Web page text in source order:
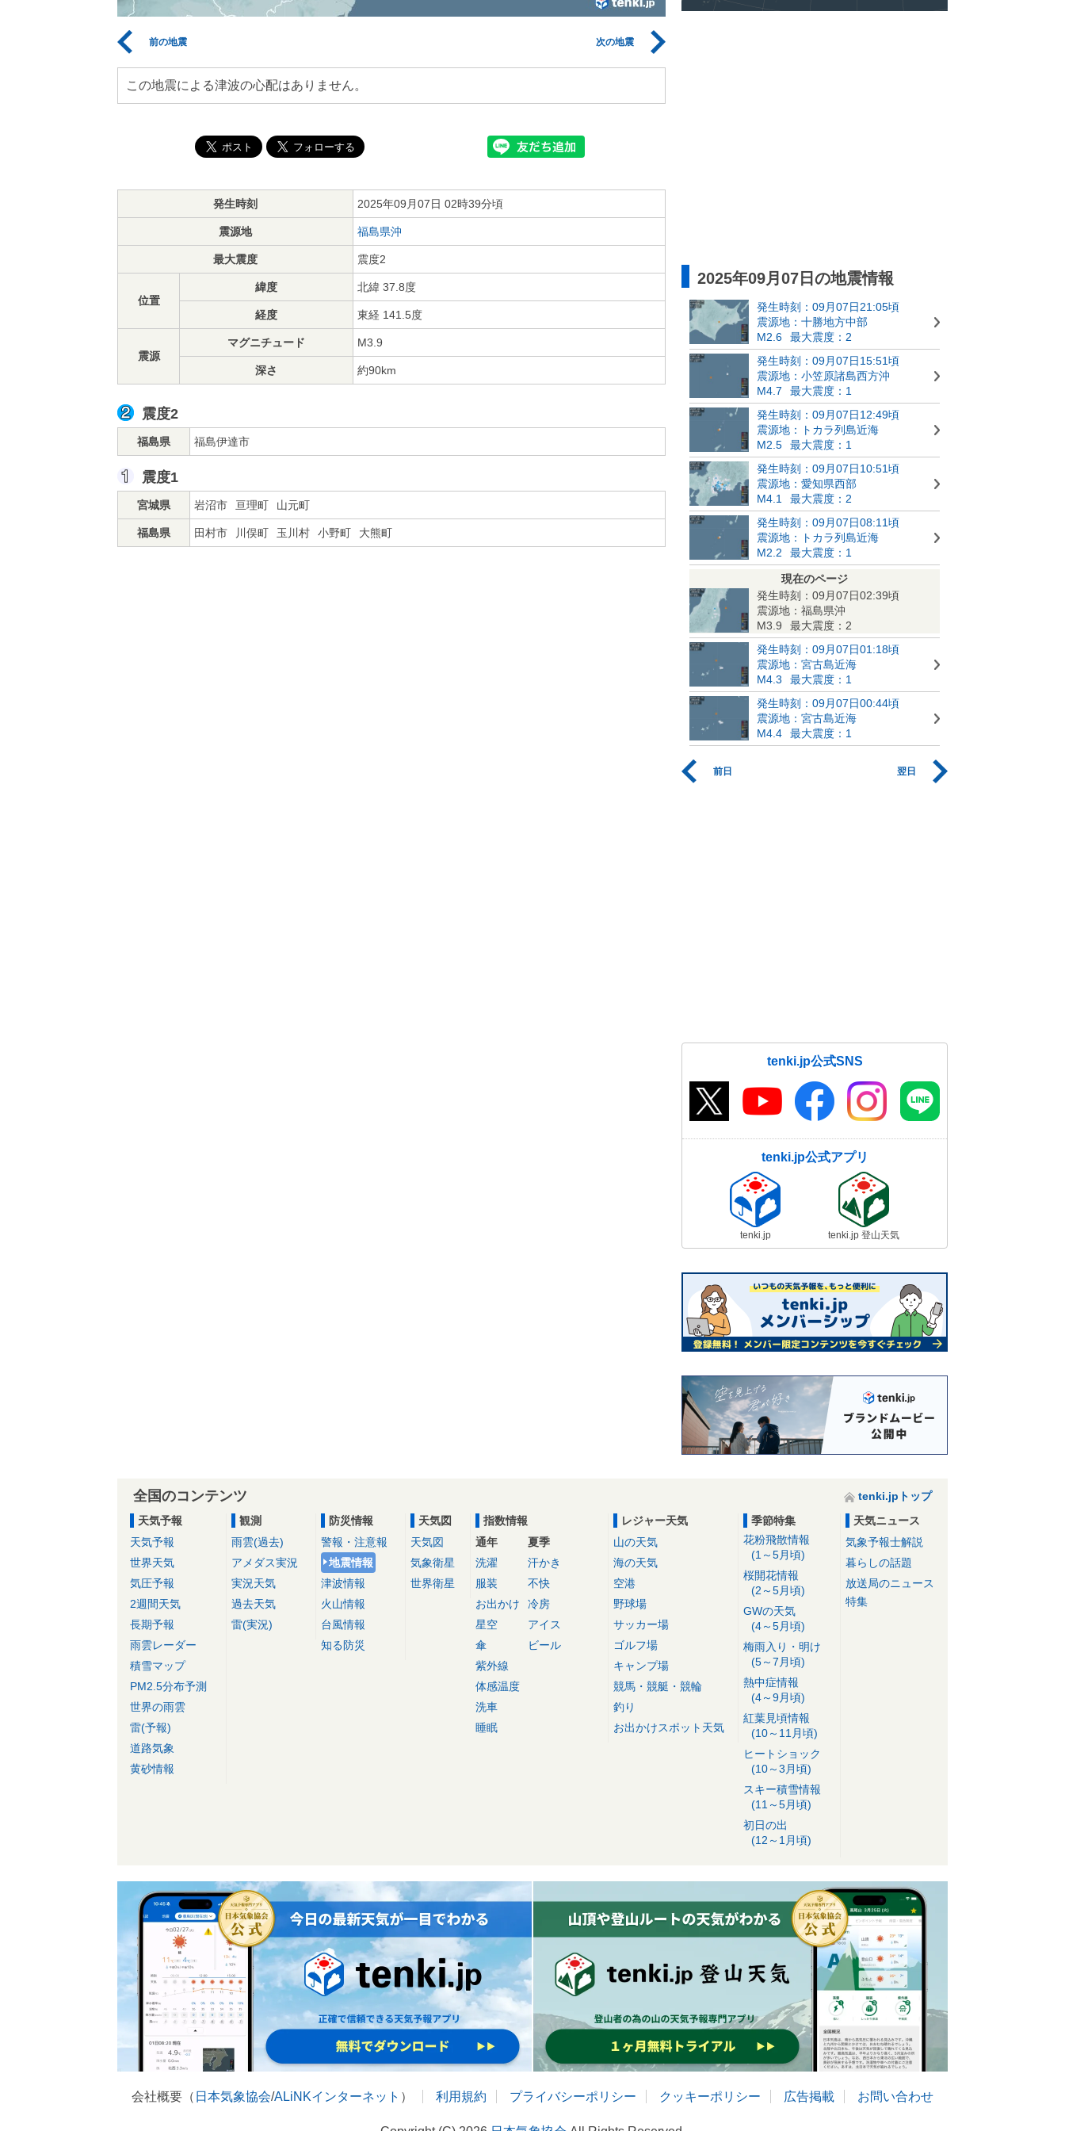
前の地震 次の地震
この地震による津波の心配はありません。
発生時刻 2025年09月07日 02時39分頃
震源地 福島県沖
最大震度 震度2
位置
緯度 北緯 37.8度
経度 東経 141.5度
震源
マグニチュード M3.9
深さ 約90km
震度2
福島県 福島伊達市
震度1
宮城県 岩沼市 亘理町 山元町
福島県 田村市 川俣町 玉川村 小野町 大熊町
2025年09月07日の地震情報
発生時刻：09月07日21:05頃
震源地：十勝地方中部
M2.6
最大震度：2
発生時刻：09月07日15:51頃
震源地：小笠原諸島西方沖
M4.7
最大震度：1
発生時刻：09月07日12:49頃
震源地：トカラ列島近海
M2.5
最大震度：1
発生時刻：09月07日10:51頃
震源地：愛知県西部
M4.1
最大震度：2
発生時刻：09月07日08:11頃
震源地：トカラ列島近海
M2.2
最大震度：1
現在のページ
発生時刻：09月07日02:39頃
震源地：福島県沖
M3.9
最大震度：2
発生時刻：09月07日01:18頃
震源地：宮古島近海
M4.3
最大震度：1
発生時刻：09月07日00:44頃
震源地：宮古島近海
M4.4
最大震度：1
前日 翌日
tenki.jp公式SNS
tenki.jp公式アプリ
tenki.jp tenki.jp 登山天気
全国のコンテンツ
tenki.jpトップ
天気予報
天気予報
世界天気
気圧予報
2週間天気
長期予報
雨雲レーダー
積雪マップ
PM2.5分布予測
世界の雨雲
雷(予報)
道路気象
黄砂情報
観測
雨雲(過去)
アメダス実況
実況天気
過去天気
雷(実況)
防災情報
警報・注意報
地震情報
津波情報
火山情報
台風情報
知る防災
天気図
天気図
気象衛星
世界衛星
指数情報
通年
洗濯
服装
お出かけ
星空
傘
紫外線
体感温度
洗車
睡眠
夏季
汗かき
不快
冷房
アイス
ビール
レジャー天気
山の天気
海の天気
空港
野球場
サッカー場
ゴルフ場
キャンプ場
競馬・競艇・競輪
釣り
お出かけスポット天気
季節特集
花粉飛散情報
(1～5月頃)
桜開花情報
(2～5月頃)
GWの天気
(4～5月頃)
梅雨入り・明け
(5～7月頃)
熱中症情報
(4～9月頃)
紅葉見頃情報
(10～11月頃)
ヒートショック
(10～3月頃)
スキー積雪情報
(11～5月頃)
初日の出
(12～1月頃)
天気ニュース
気象予報士解説
暮らしの話題
放送局のニュース
特集
会社概要（ 日本気象協会/ALiNKインターネット ） 利用規約 プライバシーポリシー クッキーポリシー 広告掲載 お問い合わせ